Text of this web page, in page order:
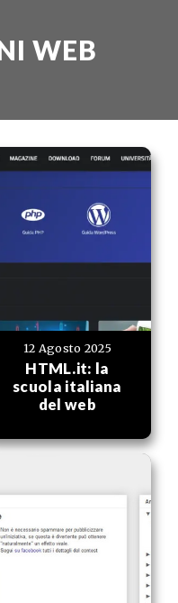
WEB
12 Agosto 2025
HTML.it: la
scuola italiana
del web